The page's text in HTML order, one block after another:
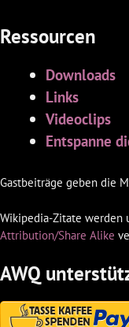
Ressourcen
Downloads
Links
Videoclips
Entspanne
Gastbeiträge geben die
Wikipedia-Zitate werden
Attribution/Share Alike
AWQ